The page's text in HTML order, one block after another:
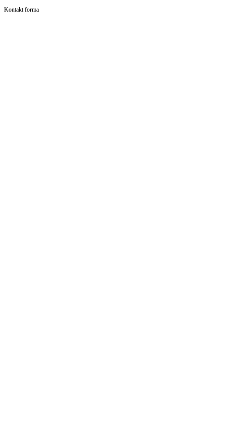
Kontakt forma